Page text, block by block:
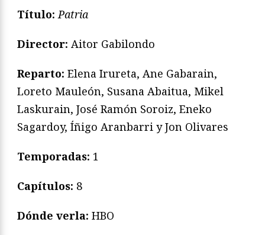
Título: Patria
Director: Aitor Gabilondo
Reparto: Elena Irureta, Ane Gabarain,
Loreto Mauleón, Susana Abaitua, Mikel
Laskurain, José Ramón Soroiz, Eneko
Sagardoy, Íñigo Aranbarri y Jon Olivares
Temporadas: 1
Capítulos: 8
Dónde verla: HBO